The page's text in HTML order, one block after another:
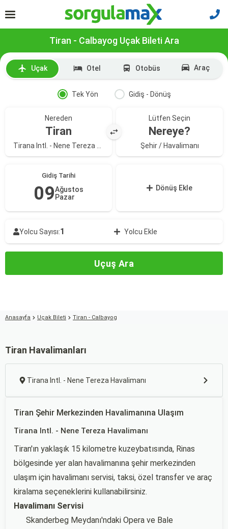
Tiran - Calbayog Uçak Bileti Ara
Uçak Otel Otobüs Araç
Tek Yön Gidiş - Dönüş
Nereden
Tiran
Lütfen Seçin
Nereye?
Şehir / Havalimanı
Gidiş Tarihi
09Ağustos
Pazar
Dönüş Ekle
Yolcu Sayısı:1 Yolcu Ekle
Uçuş Ara
Anasayfa Uçak Bileti Tiran - Calbayog
Tiran Havalimanları
Tirana Intl. - Nene Tereza Havalimanı
Tiran Şehir Merkezinden Havalimanına Ulaşım
Tirana Intl. - Nene Tereza Havalimanı
Tiran'ın yaklaşık 15 kilometre kuzeybatısında, Rinas
bölgesinde yer alan havalimanına şehir merkezinden
ulaşım için havalimanı servisi, taksi, özel transfer ve araç
kiralama seçeneklerini kullanabilirsiniz.
Havalimanı Servisi
Skanderbeg Meydanı'ndaki Opera ve Bale